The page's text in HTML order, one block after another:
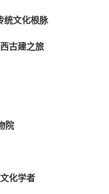
统文化根脉
古建之旅
院
化学者